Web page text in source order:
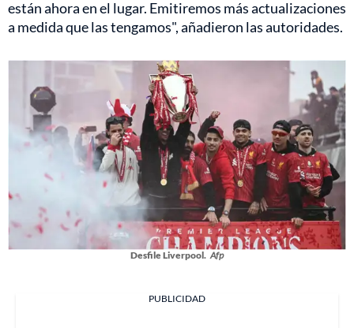
están ahora en el lugar. Emitiremos más actualizaciones
a medida que las tengamos", añadieron las autoridades.
Desfile Liverpool. Afp
PUBLICIDAD